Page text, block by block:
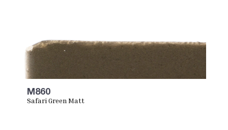
M860
Safari Green Matt